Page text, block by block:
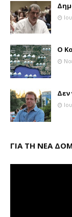
Ο
Δεν
ΓΙΑ ΤΗ ΝΕΑ